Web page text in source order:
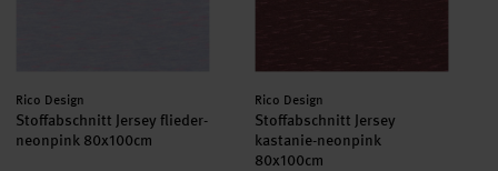
Hersteller:
Rico Design
Stoffabschnitt Jersey flieder-
neonpink 80x100cm
Hersteller:
Rico Design
Stoffabschnitt Jersey
kastanie-neonpink
80x100cm